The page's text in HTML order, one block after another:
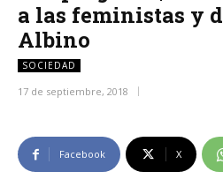
a las feministas y
Albino
SOCIEDAD
17 de septiembre, 2018
Facebook X